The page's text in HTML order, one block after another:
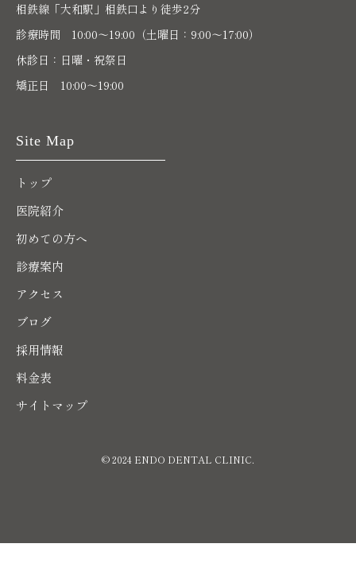
相鉄線「大和駅」相鉄口より徒歩2分
診療時間 10:00〜19:00（土曜日：9:00～17:00）
休診日：日曜・祝祭日
矯正日 10:00～19:00
Site Map
トップ
医院紹介
初めての方へ
診療案内
アクセス
ブログ
採用情報
料金表
サイトマップ
© 2024 ENDO DENTAL CLINIC.